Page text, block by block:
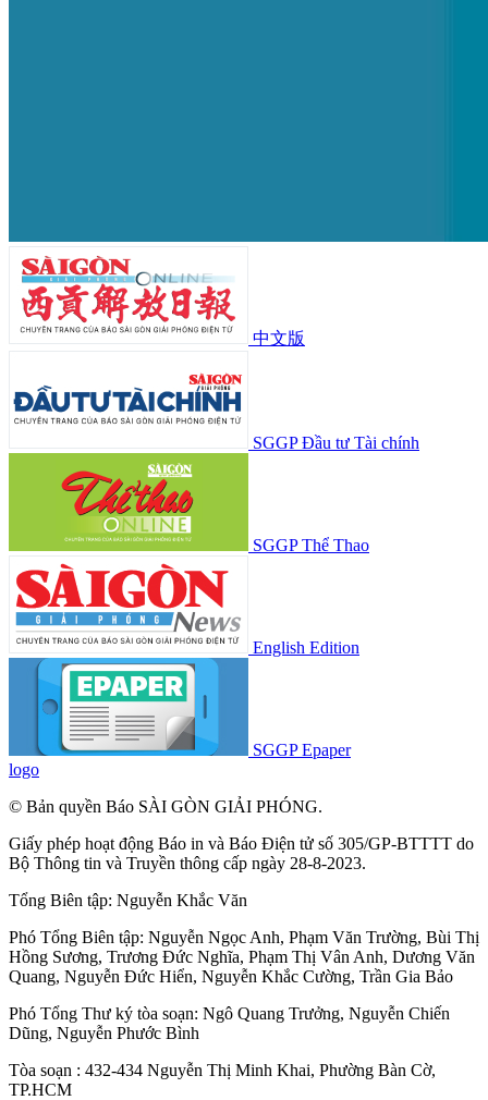
中文版
SGGP Đầu tư Tài chính
SGGP Thể Thao
English Edition
SGGP Epaper
logo
© Bản quyền Báo SÀI GÒN GIẢI PHÓNG.
Giấy phép hoạt động Báo in và Báo Điện tử số 305/GP-BTTTT do
Bộ Thông tin và Truyền thông cấp ngày 28-8-2023.
Tổng Biên tập: Nguyễn Khắc Văn
Phó Tổng Biên tập: Nguyễn Ngọc Anh, Phạm Văn Trường, Bùi Thị
Hồng Sương, Trương Đức Nghĩa, Phạm Thị Vân Anh, Dương Văn
Quang, Nguyễn Đức Hiển, Nguyễn Khắc Cường, Trần Gia Bảo
Phó Tổng Thư ký tòa soạn: Ngô Quang Trưởng, Nguyễn Chiến
Dũng, Nguyễn Phước Bình
Tòa soạn : 432-434 Nguyễn Thị Minh Khai, Phường Bàn Cờ,
TP.HCM